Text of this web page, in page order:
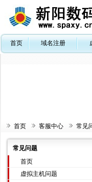
首页 域名注册
首页 客服中心 常见
常见问题
首页
虚拟主机问题